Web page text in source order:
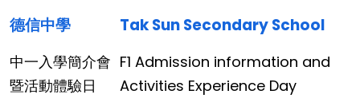
德信中學 Tak Sun Secondary School
中一入學簡介會
暨活動體驗日
F1 Admission information and
Activities Experience Day